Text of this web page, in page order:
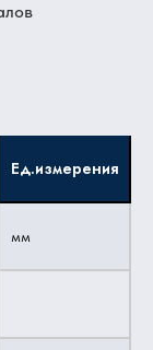
Ед.измерения
мм